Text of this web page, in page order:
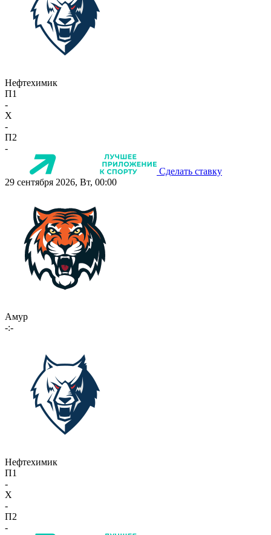
Нефтехимик
П1
-
X
-
П2
-
Сделать ставку
29 сентября 2026, Вт, 00:00
Амур
-:-
Нефтехимик
П1
-
X
-
П2
-